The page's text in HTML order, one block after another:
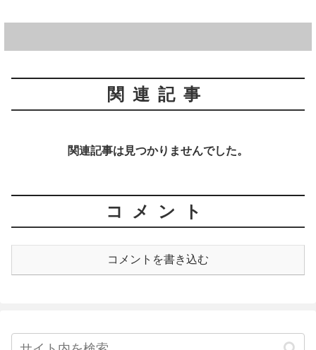
関連記事
関連記事は見つかりませんでした。
コメント
コメントを書き込む